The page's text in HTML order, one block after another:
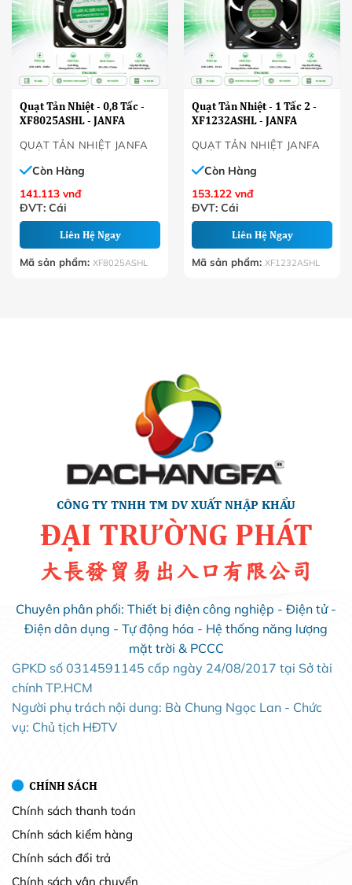
QUẠT TẢN NHIỆT JANFA
Quạt Tản Nhiệt - 0,8 Tấc -
XF8025ASHL - JANFA
Còn Hàng
141.113 vnđ
ĐVT: Cái
Liên Hệ Ngay
Mã sản phẩm: XF8025ASHL
QUẠT TẢN NHIỆT JANFA
Quạt Tản Nhiệt - 1 Tấc 2 -
XF1232ASHL - JANFA
Còn Hàng
153.122 vnđ
ĐVT: Cái
Liên Hệ Ngay
Mã sản phẩm: XF1232ASHL
CÔNG TY TNHH TM DV XUẤT NHẬP KHẨU
ĐẠI TRƯỜNG PHÁT
大長發貿易出入口有限公司
Chuyên phân phối: Thiết bị điện công nghiệp - Điện tử -
Điện dân dụng - Tự động hóa - Hệ thống năng lượng
mặt trời & PCCC
GPKD số 0314591145 cấp ngày 24/08/2017 tại Sở tài
chính TP.HCM
Người phụ trách nội dung: Bà Chung Ngọc Lan - Chức
vụ: Chủ tịch HĐTV
CHÍNH SÁCH
Chính sách thanh toán
Chính sách kiểm hàng
Chính sách đổi trả
Chính sách vận chuyển